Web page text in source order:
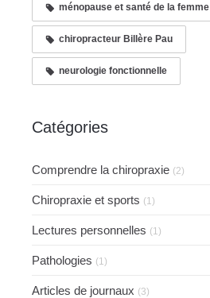
ménopause et santé de la femme
chiropracteur Billère Pau
neurologie fonctionnelle
Catégories
Comprendre la chiropraxie (2)
Chiropraxie et sports (1)
Lectures personnelles (1)
Pathologies (1)
Articles de journaux (3)